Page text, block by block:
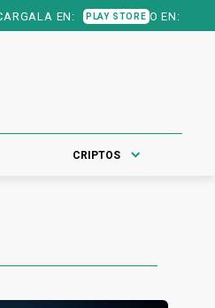
EN: PLAY STORE O EN: APP STORE
CRIPTOS